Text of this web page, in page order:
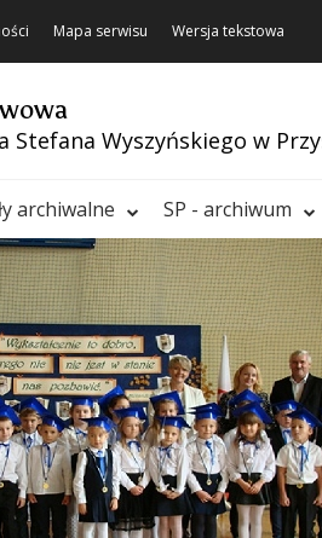
Mapa serwisu Wersja tekstowa
Stefana Wyszyńskiego w
archiwalne SP - archiwum